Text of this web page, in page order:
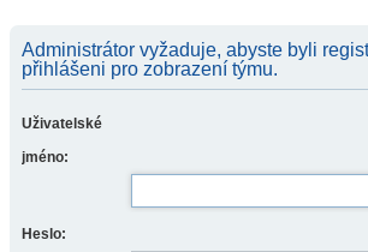
Administrátor vyžaduje, abyste byli
přihlášeni pro zobrazení týmu.
Uživatelské
jméno:
Heslo: